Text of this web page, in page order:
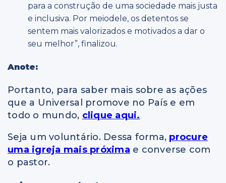
para a construção de uma sociedade mais justa
e inclusiva. Por meiodele, os detentos se
sentem mais valorizados e motivados a dar o
seu melhor”, finalizou.
Anote:
Portanto, para saber mais sobre as ações
que a Universal promove no País e em
todo o mundo, clique aqui.
Seja um voluntário. Dessa forma, procure
uma igreja mais próxima e converse com
o pastor.